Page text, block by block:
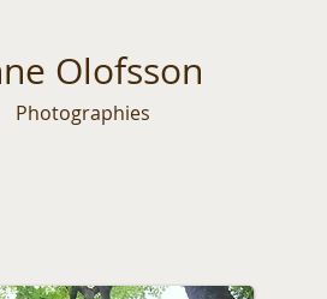
Olofsson
Photographies